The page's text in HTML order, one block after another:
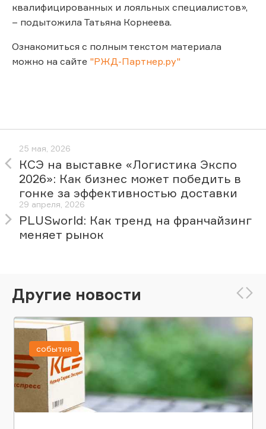
квалифицированных и лояльных специалистов»,
– подытожила Татьяна Корнеева.
Ознакомиться с полным текстом материала
можно на сайте "РЖД-Партнер.ру"
25 мая, 2026
КСЭ на выставке «Логистика Экспо
2026»: Как бизнес может победить в
гонке за эффективностью доставки
29 апреля, 2026
PLUSworld: Как тренд на франчайзинг
меняет рынок
Другие новости
события